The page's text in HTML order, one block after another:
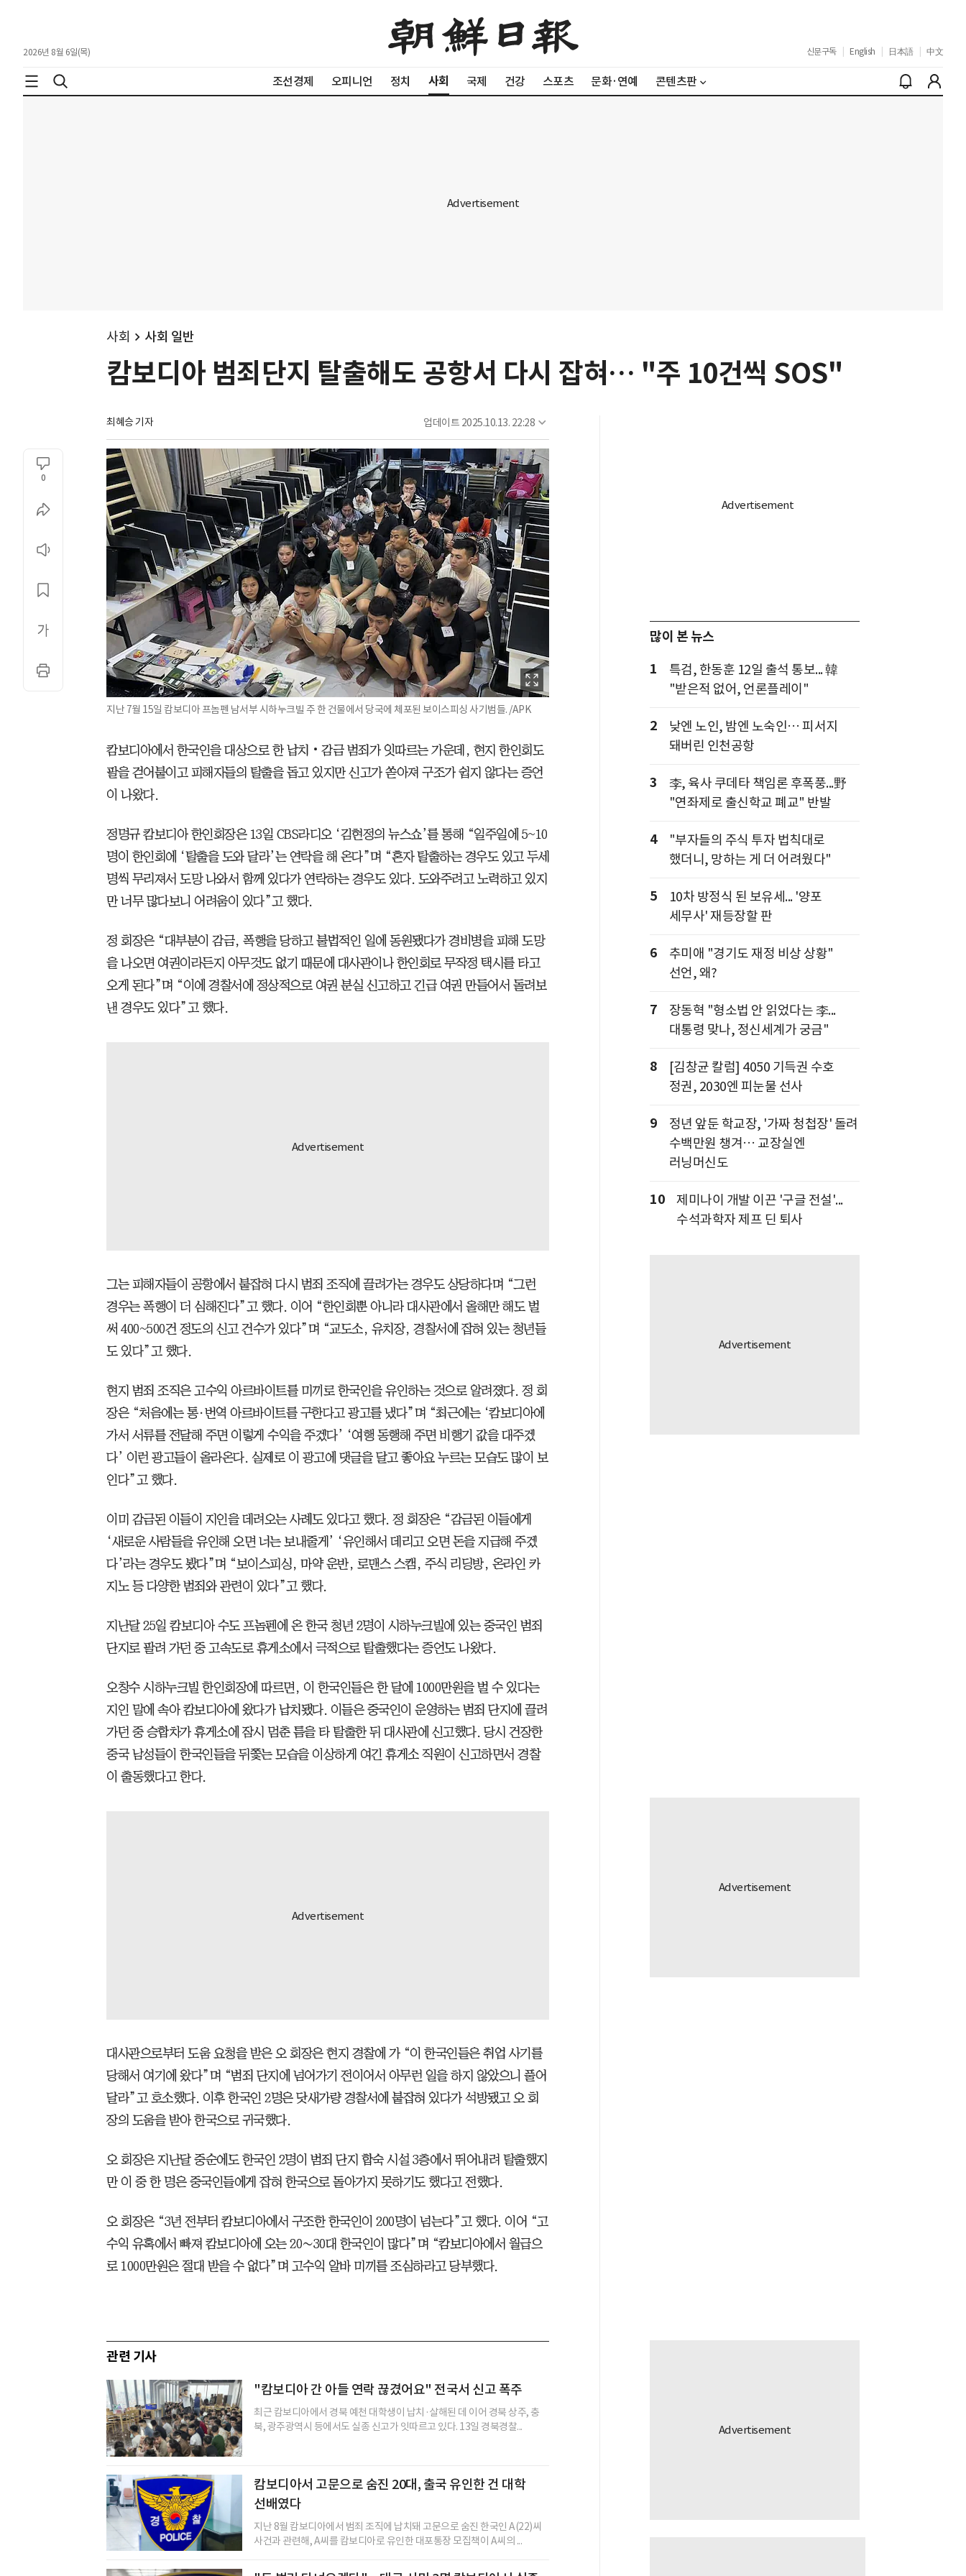
2026년 8월 6일(목) 신문구독 English 日本語 中文
조선경제 오피니언 정치 사회 국제 건강 스포츠 문화·연예 콘텐츠판
사회 사회 일반
캄보디아 범죄단지 탈출해도 공항서 다시 잡혀… "주 10건씩 SOS"
최혜승 기자 업데이트 2025.10.13. 22:28
0
지난 7월 15일 캄보디아 프놈펜 남서부 시하누크빌 주 한 건물에서 당국에 체포된 보이스피싱 사기범들. /APK
캄보디아에서 한국인을 대상으로 한 납치‧감금 범죄가 잇따르는 가운데, 현지 한인회도
팔을 걷어붙이고 피해자들의 탈출을 돕고 있지만 신고가 쏟아져 구조가 쉽지 않다는 증언
이 나왔다.
정명규 캄보디아 한인회장은 13일 CBS라디오 ‘김현정의 뉴스쇼’를 통해 “일주일에 5~10
명이 한인회에 ‘탈출을 도와 달라’는 연락을 해 온다”며 “혼자 탈출하는 경우도 있고 두세
명씩 무리져서 도망 나와서 함께 있다가 연락하는 경우도 있다. 도와주려고 노력하고 있지
만 너무 많다보니 어려움이 있다”고 했다.
정 회장은 “대부분이 감금, 폭행을 당하고 불법적인 일에 동원됐다가 경비병을 피해 도망
을 나오면 여권이라든지 아무것도 없기 때문에 대사관이나 한인회로 무작정 택시를 타고
오게 된다”며 “이에 경찰서에 정상적으로 여권 분실 신고하고 긴급 여권 만들어서 돌려보
낸 경우도 있다”고 했다.
그는 피해자들이 공항에서 붙잡혀 다시 범죄 조직에 끌려가는 경우도 상당하다며 “그런
경우는 폭행이 더 심해진다”고 했다. 이어 “한인회뿐 아니라 대사관에서 올해만 해도 벌
써 400~500건 정도의 신고 건수가 있다”며 “교도소, 유치장, 경찰서에 잡혀 있는 청년들
도 있다”고 했다.
현지 범죄 조직은 고수익 아르바이트를 미끼로 한국인을 유인하는 것으로 알려졌다. 정 회
장은 “처음에는 통·번역 아르바이트를 구한다고 광고를 냈다”며 “최근에는 ‘캄보디아에
가서 서류를 전달해 주면 이렇게 수익을 주겠다’ ‘여행 동행해 주면 비행기 값을 대주겠
다’ 이런 광고들이 올라온다. 실제로 이 광고에 댓글을 달고 좋아요 누르는 모습도 많이 보
인다”고 했다.
이미 감금된 이들이 지인을 데려오는 사례도 있다고 했다. 정 회장은 “감금된 이들에게
‘새로운 사람들을 유인해 오면 너는 보내줄게’ ‘유인해서 데리고 오면 돈을 지급해 주겠
다’라는 경우도 봤다”며 “보이스피싱, 마약 운반, 로맨스 스캠, 주식 리딩방, 온라인 카
지노 등 다양한 범죄와 관련이 있다”고 했다.
지난달 25일 캄보디아 수도 프놈펜에 온 한국 청년 2명이 시하누크빌에 있는 중국인 범죄
단지로 팔려 가던 중 고속도로 휴게소에서 극적으로 탈출했다는 증언도 나왔다.
오창수 시하누크빌 한인회장에 따르면, 이 한국인들은 한 달에 1000만원을 벌 수 있다는
지인 말에 속아 캄보디아에 왔다가 납치됐다. 이들은 중국인이 운영하는 범죄 단지에 끌려
가던 중 승합차가 휴게소에 잠시 멈춘 틈을 타 탈출한 뒤 대사관에 신고했다. 당시 건장한
중국 남성들이 한국인들을 뒤쫓는 모습을 이상하게 여긴 휴게소 직원이 신고하면서 경찰
이 출동했다고 한다.
대사관으로부터 도움 요청을 받은 오 회장은 현지 경찰에 가 “이 한국인들은 취업 사기를
당해서 여기에 왔다”며 “범죄 단지에 넘어가기 전이어서 아무런 일을 하지 않았으니 풀어
달라”고 호소했다. 이후 한국인 2명은 닷새가량 경찰서에 붙잡혀 있다가 석방됐고 오 회
장의 도움을 받아 한국으로 귀국했다.
오 회장은 지난달 중순에도 한국인 2명이 범죄 단지 합숙 시설 3층에서 뛰어내려 탈출했지
만 이 중 한 명은 중국인들에게 잡혀 한국으로 돌아가지 못하기도 했다고 전했다.
오 회장은 “3년 전부터 캄보디아에서 구조한 한국인이 200명이 넘는다”고 했다. 이어 “고
수익 유혹에서 빠져 캄보디아에 오는 20∼30대 한국인이 많다”며 “캄보디아에서 월급으
로 1000만원은 절대 받을 수 없다”며 고수익 알바 미끼를 조심하라고 당부했다.
관련 기사
"캄보디아 간 아들 연락 끊겼어요" 전국서 신고 폭주
최근 캄보디아에서 경북 예천 대학생이 납치·살해된 데 이어 경북 상주, 충
북, 광주광역시 등에서도 실종 신고가 잇따르고 있다. 13일 경북경찰...
캄보디아서 고문으로 숨진 20대, 출국 유인한 건 대학
선배였다
지난 8월 캄보디아에서 범죄 조직에 납치돼 고문으로 숨진 한국인 A(22)씨
사건과 관련해, A씨를 캄보디아로 유인한 대포통장 모집책이 A씨의 ...
많이 본 뉴스
1
특검, 한동훈 12일 출석 통보... 韓
"받은적 없어, 언론플레이"
2
낮엔 노인, 밤엔 노숙인… 피서지
돼버린 인천공항
3
李, 육사 쿠데타 책임론 후폭풍...野
"연좌제로 출신학교 폐교" 반발
4
"부자들의 주식 투자 법칙대로
했더니, 망하는 게 더 어려웠다"
5
10차 방정식 된 보유세... '양포
세무사' 재등장할 판
6
추미애 "경기도 재정 비상 상황"
선언, 왜?
7
장동혁 "형소법 안 읽었다는 李...
대통령 맞나, 정신세계가 궁금"
8
[김창균 칼럼] 4050 기득권 수호
정권, 2030엔 피눈물 선사
9
정년 앞둔 학교장, '가짜 청첩장' 돌려
수백만원 챙겨… 교장실엔
러닝머신도
10
제미나이 개발 이끈 '구글 전설'...
수석과학자 제프 딘 퇴사